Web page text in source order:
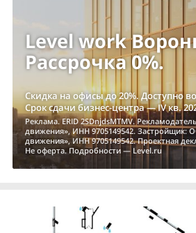
Level work
Рассрочка 0%.
Скидка на офисы до 20%. Доступно
Срок сдачи бизнес-центра — IV кв.
Реклама. ERID 2SDnjdsMTMV.
движения», ИНН 9705149542. Застройщик:
движения», ИНН 9705149542. Проектная
Не оферта. Подробности — Level.ru